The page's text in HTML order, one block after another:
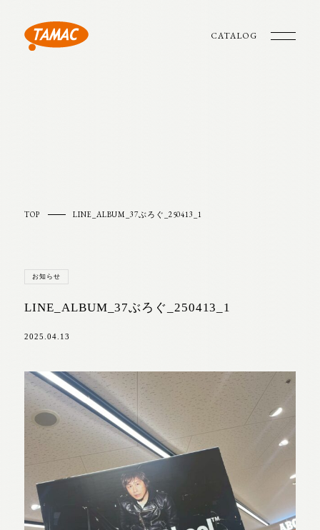
CATALOG
TOP LINE_ALBUM_37ぶろぐ_250413_1
お知らせ
LINE_ALBUM_37ぶろぐ_250413_1
2025.04.13